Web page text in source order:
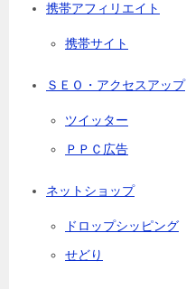
携帯アフィリエイト
携帯サイト
ＳＥＯ・アクセスアップ
ツイッター
ＰＰＣ広告
ネットショップ
ドロップシッピング
せどり